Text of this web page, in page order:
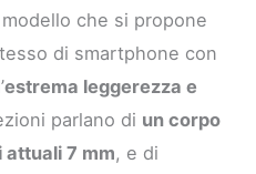
che si propone
di smartphone con
estrema leggerezza e
parlano di un corpo
7 mm, e di